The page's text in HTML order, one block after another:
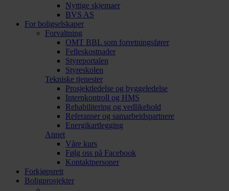
Nyttige skjemaer
BVS AS
For boligselskaper
Forvaltning
OMT BBL som forretningsfører
Felleskostnader
Styreportalen
Styreskolen
Tekniske tjenester
Prosjektledelse og byggeledelse
Internkontroll og HMS
Rehabilitering og vedlikehold
Referanser og samarbeidspartnere
Energikartlegging
Annet
Våre kurs
Følg oss på Facebook
Kontaktpersoner
Forkjøpsrett
Boligprosjekter